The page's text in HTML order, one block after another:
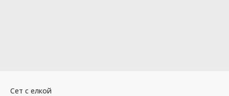
Сет с елкой